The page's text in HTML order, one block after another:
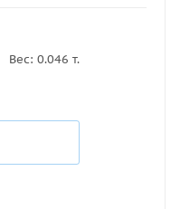
Вес: 0.046 т.